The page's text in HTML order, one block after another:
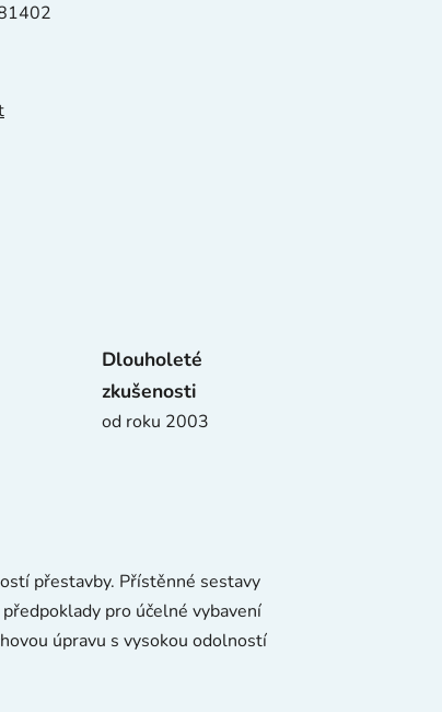
Dlouholeté
zkušenosti
od roku 2003
přestavby. Přístěnné sestavy
pro účelné vybavení
úpravu s vysokou odolností